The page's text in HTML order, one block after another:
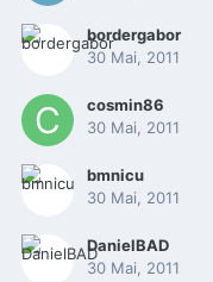
bordergabor
30 Mai, 2011
cosmin86
30 Mai, 2011
bmnicu
30 Mai, 2011
DanielBAD
30 Mai, 2011